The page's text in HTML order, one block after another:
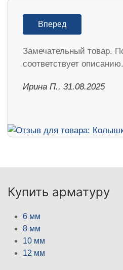
Вперед
Замечательный товар.
соответствует описанию.
Ирина П., 31.08.2025
Купить арматуру
6 мм
8 мм
10 мм
12 мм